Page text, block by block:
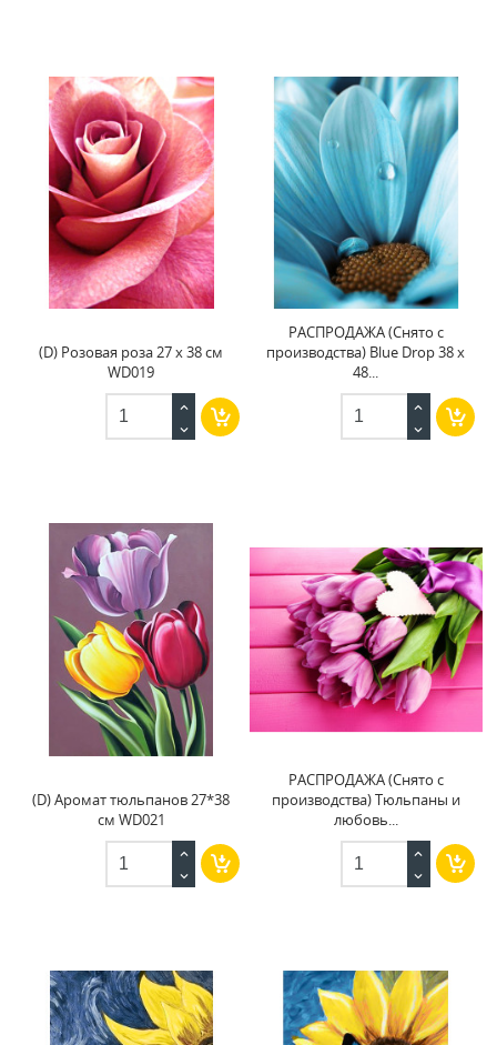
(D) Розовая роза 27 х 38 см
WD019
РАСПРОДАЖА (Снято с
производства) Blue Drop 38 х
48...
(D) Аромат тюльпанов 27*38
см WD021
РАСПРОДАЖА (Снято с
производства) Тюльпаны и
любовь...